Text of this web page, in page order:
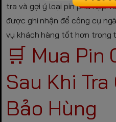
tra và gợi ý loại pin phù hợp.
được ghi nhận để công cụ
vụ khách hàng tốt hơn trong
🛒 Mua Pin
Sau Khi
Bảo Hùng